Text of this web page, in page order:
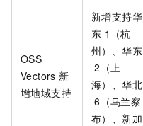
OSS
Vectors 新
增地域支持
新增支持华
东 1（杭
州）、华东
2（上
海）、华北
6（乌兰察
布）、新加